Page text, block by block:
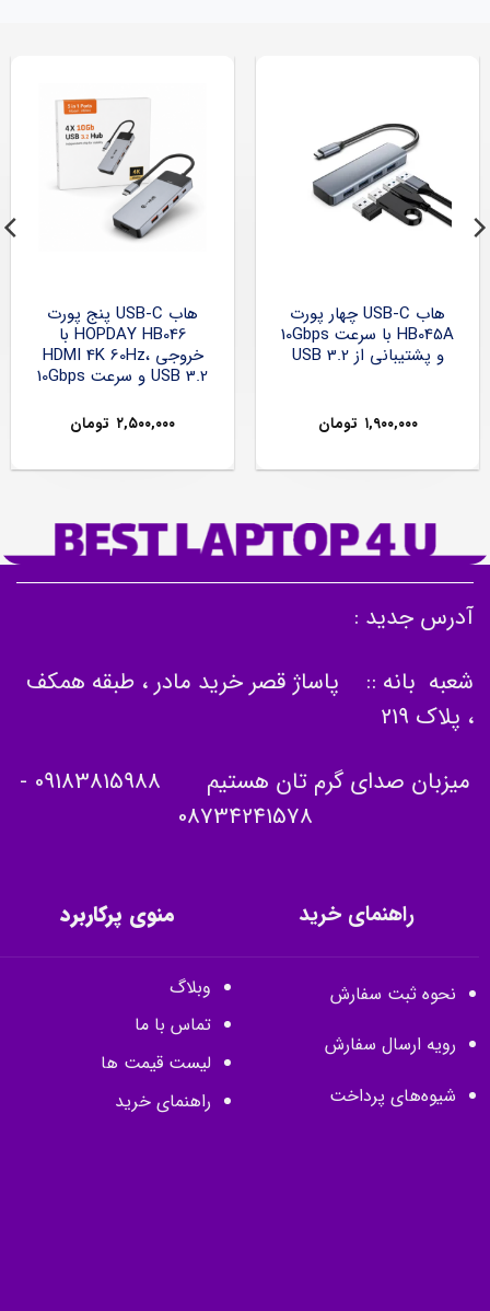
هاب USB-C چهار پورت
HB045A با سرعت 10Gbps
و پشتیبانی از USB 3.2
۱,۹۰۰,۰۰۰ تومان
هاب USB-C پنج پورت
HOPDAY HB046 با
خروجی HDMI 4K 60Hz،
USB 3.2 و سرعت 10Gbps
۲,۵۰۰,۰۰۰ تومان
آدرس جدید :
شعبه بانه :: پاساژ قصر خرید مادر ، طبقه همکف
، پلاک 219
میزبان صدای گرم تان هستیم 09183815988
-
08734241578
راهنمای خرید
نحوه ثبت سفارش
رویه ارسال سفارش
شیوه‌های پرداخت
منوی پرکاربرد
وبلاگ
تماس با ما
لیست قیمت ها
راهنمای خرید